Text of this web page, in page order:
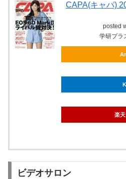
CAPA(キャパ)
posted
学研プラ
楽
ビデオサロン